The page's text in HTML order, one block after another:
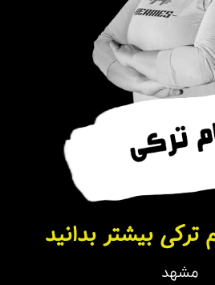
ترکی بیشتر بدانید
مشهد